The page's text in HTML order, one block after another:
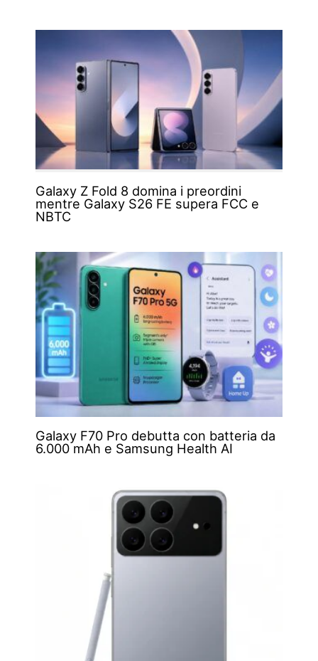
Galaxy Z Fold 8 domina i preordini
mentre Galaxy S26 FE supera FCC e
NBTC
Galaxy F70 Pro debutta con batteria da
6.000 mAh e Samsung Health AI